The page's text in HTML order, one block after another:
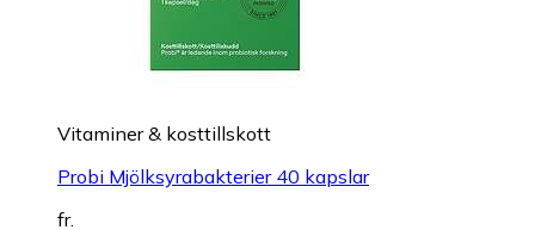
Vitaminer & kosttillskott
Probi Mjölksyrabakterier 40 kapslar
fr.